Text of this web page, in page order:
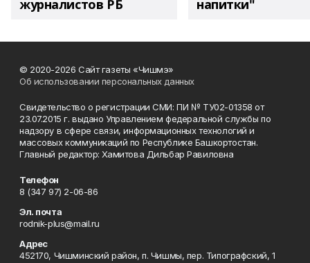
журналистов РБ напитки"
© 2020-2026 Сайт газеты «Чишмэ»
Об использовании персональных данных
Свидетельство о регистрации СМИ: ПИ № ТУ02-01358 от
23.07.2015 г. выдано Управлением федеральной службы по
надзору в сфере связи, информационных технологий и
массовых коммуникаций по Республике Башкортостан.
Главный редактор: Хамитова Дильбар Равиловна
Телефон
8 (347 97) 2-06-86
Эл. почта
rodnik-plus@mail.ru
Адрес
452170, Чишминский район, п. Чишмы, пер. Типографский, 1